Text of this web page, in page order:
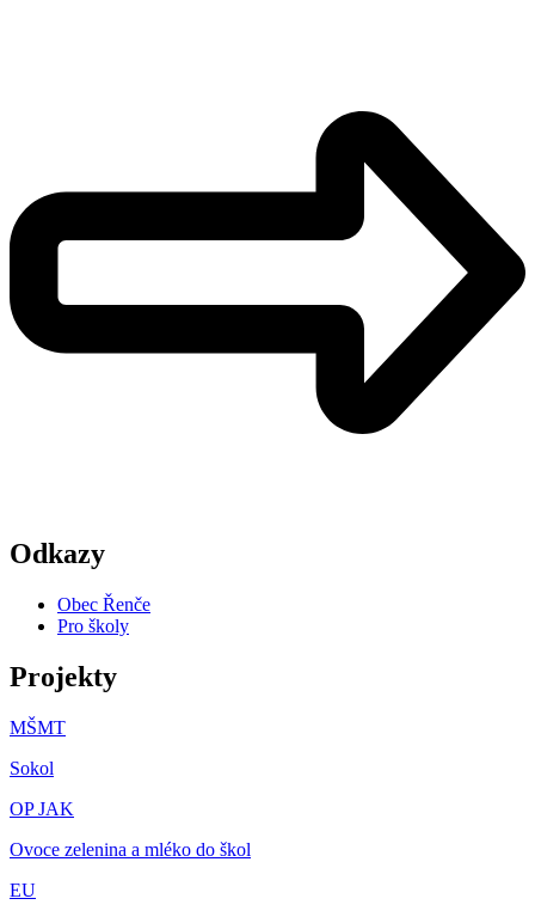
Odkazy
Obec Řenče
Pro školy
Projekty
MŠMT
Sokol
OP JAK
Ovoce zelenina a mléko do škol
EU